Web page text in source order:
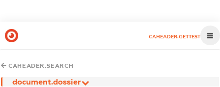
CAHEADER.GETTEST
CAHEADER.SEARCH
document.dossier